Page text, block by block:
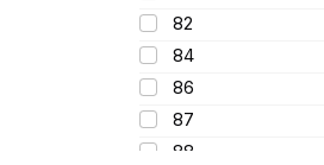
325
365
385
395
95
100
82
84
86
87
88